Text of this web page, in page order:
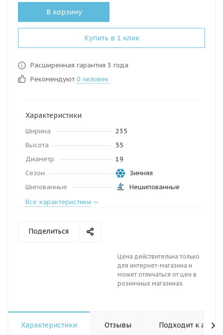
В корзину
Купить в 1 клик
Расширенная гарантия 3 года
Рекомендуют 0 человек
Характеристики
Ширина
235
Высота
55
Диаметр
19
Сезон
Зимняя
Шипованные
Нешипованные
Все характеристики
Поделиться
Цена действительна только
для интернет-магазина и
может отличаться от цен в
розничных магазинах
Характеристики Отзывы Подходит к авто